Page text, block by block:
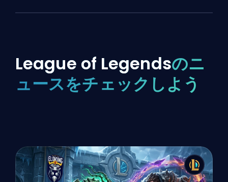
League of Legendsのニ
ュースをチェックしよう